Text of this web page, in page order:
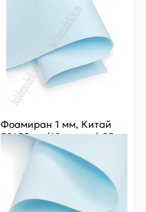
Фоамиран 1 мм, Китай
50*50 см (10 листов) SF-
3431, голубой №1064
18.2 ₽
Артикул: